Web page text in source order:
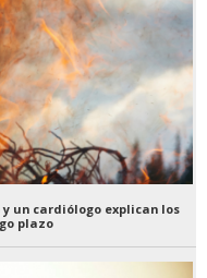
un cardiólogo explican los
plazo